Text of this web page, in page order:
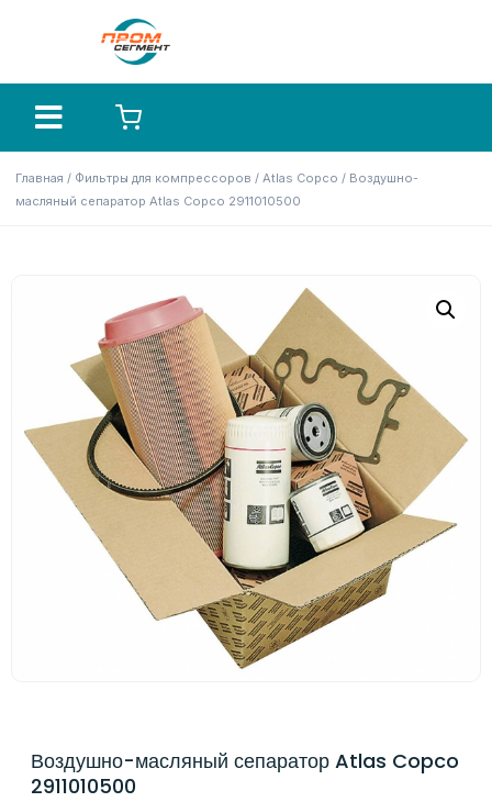
Главная / Фильтры для компрессоров / Atlas Copco / Воздушно-
масляный сепаратор Atlas Copco 2911010500
Воздушно-масляный сепаратор Atlas Copco
2911010500